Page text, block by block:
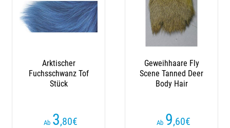
Arktischer
Fuchsschwanz Tof
,80 €
Geweihhaare Fly
Scene Tanned Deer
Body Hair
,60 €